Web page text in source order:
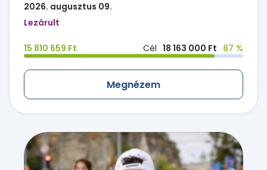
2026. augusztus 09.
Lezárult
15 810 659 Ft Cél 18 163 000 Ft 87 %
Megnézem